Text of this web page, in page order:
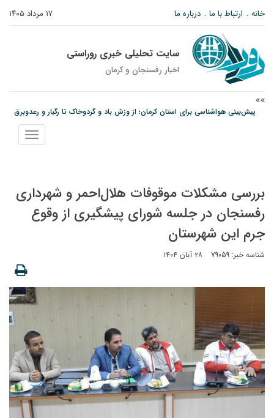
۱۷ مرداد ۱۴۰۵ خانه ارتباط با ما درباره ما
سایت تحلیلی خبری روراستی
اخبار رفسنجان و كرمان
پیش‌بینی هواشناسی برای استان کرمان؛ از وزش باد و گردوخاک تا رگبار و رعدوبرق
پیام رئیس کل دادگستری استان کرمان به مناسبت ۱۷ مردادماه سالروز شهادت شهید
نمایش
منو
بررسی مشکلات موقوفات هلال‌احمر و شهرداری
رفسنجان در جلسه شورای پیشگیری از وقوع
جرم این شهرستان
شناسه خبر: 79059 ۲۸ آبان ۱۴۰۴